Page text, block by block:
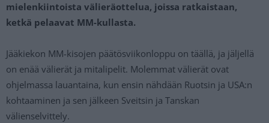
mielenkiintoista välieräottelua, joissa ratkaistaan,
ketkä pelaavat MM-kullasta.
Jääkiekon MM-kisojen päätösviikonloppu on täällä, ja jäljellä
on enää välierät ja mitalipelit. Molemmat välierät ovat
ohjelmassa lauantaina, kun ensin nähdään Ruotsin ja USA:n
kohtaaminen ja sen jälkeen Sveitsin ja Tanskan
välienselvittely.